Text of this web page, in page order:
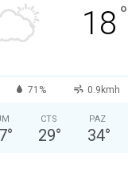
18 °
71% 0.9kmh
°
CTS
29°
PAZ
34°